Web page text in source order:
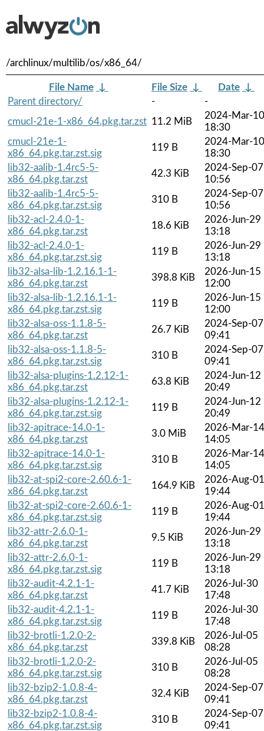
/archlinux/multilib/os/x86_64/
File Name ↓ File Size ↓ Date ↓
Parent directory/
-
-
cmucl-21e-1-x86_64.pkg.tar.zst 11.2 MiB
2024-Mar-10
18:30
cmucl-21e-1-
x86_64.pkg.tar.zst.sig
119 B
2024-Mar-10
18:30
lib32-aalib-1.4rc5-5-
x86_64.pkg.tar.zst
42.3 KiB
2024-Sep-07
10:56
lib32-aalib-1.4rc5-5-
x86_64.pkg.tar.zst.sig
310 B
2024-Sep-07
10:56
lib32-acl-2.4.0-1-
x86_64.pkg.tar.zst
18.6 KiB
2026-Jun-29
13:18
lib32-acl-2.4.0-1-
x86_64.pkg.tar.zst.sig
119 B
2026-Jun-29
13:18
lib32-alsa-lib-1.2.16.1-1-
x86_64.pkg.tar.zst
398.8 KiB
2026-Jun-15
12:00
lib32-alsa-lib-1.2.16.1-1-
x86_64.pkg.tar.zst.sig
119 B
2026-Jun-15
12:00
lib32-alsa-oss-1.1.8-5-
x86_64.pkg.tar.zst
26.7 KiB
2024-Sep-07
09:41
lib32-alsa-oss-1.1.8-5-
x86_64.pkg.tar.zst.sig
310 B
2024-Sep-07
09:41
lib32-alsa-plugins-1.2.12-1-
x86_64.pkg.tar.zst
63.8 KiB
2024-Jun-12
20:49
lib32-alsa-plugins-1.2.12-1-
x86_64.pkg.tar.zst.sig
119 B
2024-Jun-12
20:49
lib32-apitrace-14.0-1-
x86_64.pkg.tar.zst
3.0 MiB
2026-Mar-14
14:05
lib32-apitrace-14.0-1-
x86_64.pkg.tar.zst.sig
310 B
2026-Mar-14
14:05
lib32-at-spi2-core-2.60.6-1-
x86_64.pkg.tar.zst
164.9 KiB
2026-Aug-01
19:44
lib32-at-spi2-core-2.60.6-1-
x86_64.pkg.tar.zst.sig
119 B
2026-Aug-01
19:44
lib32-attr-2.6.0-1-
x86_64.pkg.tar.zst
9.5 KiB
2026-Jun-29
13:18
lib32-attr-2.6.0-1-
x86_64.pkg.tar.zst.sig
119 B
2026-Jun-29
13:18
lib32-audit-4.2.1-1-
x86_64.pkg.tar.zst
41.7 KiB
2026-Jul-30
17:48
lib32-audit-4.2.1-1-
x86_64.pkg.tar.zst.sig
119 B
2026-Jul-30
17:48
lib32-brotli-1.2.0-2-
x86_64.pkg.tar.zst
339.8 KiB
2026-Jul-05
08:28
lib32-brotli-1.2.0-2-
x86_64.pkg.tar.zst.sig
310 B
2026-Jul-05
08:28
lib32-bzip2-1.0.8-4-
x86_64.pkg.tar.zst
32.4 KiB
2024-Sep-07
09:41
lib32-bzip2-1.0.8-4-
x86_64.pkg.tar.zst.sig
310 B
2024-Sep-07
09:41